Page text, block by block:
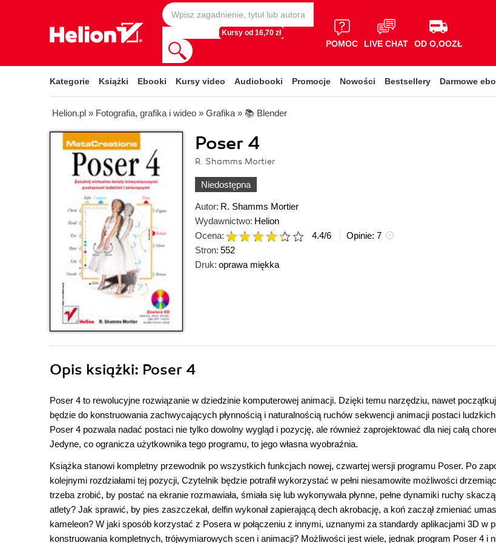
Kursy od 16,70 zł
POMOC LIVE CHAT OD O,OOZŁ
Kategorie Książki Ebooki Kursy video Audiobooki Promocje Nowości Bestsellery Darmowe
Helion.pl » Fotografia, grafika i wideo » Grafika » 📚 Blender
Poser 4
R. Shamms Mortier
Niedostępna
Autor: R. Shamms Mortier
Wydawnictwo: Helion
Ocena:
4.4/6 Opinie: 7
Stron: 552
Druk: oprawa miękka
Opis książki: Poser 4
Poser 4 to rewolucyjne rozwiązanie w dziedzinie komputerowej animacji. Dzięki temu narzędziu, nawet
będzie do konstruowania zachwycających płynnością i naturalnością ruchów sekwencji animacji postaci
Poser 4 pozwala nadać postaci nie tylko dowolny wygląd i pozycję, ale również zaprojektować dla niej całą
Jedyne, co ogranicza użytkownika tego programu, to jego własna wyobraźnia.
Książka stanowi kompletny przewodnik po wszystkich funkcjach nowej, czwartej wersji programu Poser. Po
kolejnymi rozdziałami tej pozycji, Czytelnik będzie potrafił wykorzystać w pełni niesamowite możliwości
trzeba zrobić, by postać na ekranie rozmawiała, śmiała się lub wykonywała płynne, pełne dynamiki ruchy
atlety? Jak sprawić, by pies zaszczekał, delfin wykonał zapierającą dech akrobację, a koń zaczął zmieniać
kameleon? W jaki sposób korzystać z Posera w połączeniu z innymi, uznanymi za standardy aplikacjami 3D w
konstruowania kompletnych, trójwymiarowych scen i animacji? Możliwości jest wiele, jednak program Poser 4 i